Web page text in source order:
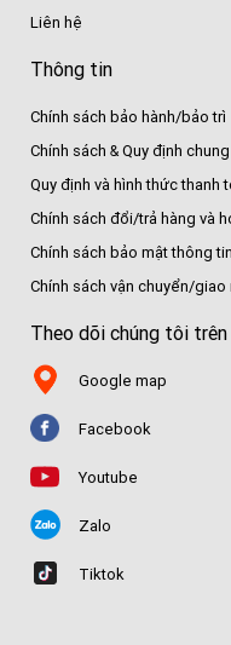
Liên hệ
Thông tin
Chính sách bảo hành/bảo trì
Chính sách & Quy định chung
Quy định và hình thức thanh
Chính sách đổi/trả hàng và
Chính sách bảo mật thông
Chính sách vận chuyển/
Theo dõi chúng tôi trên
Google map
Facebook
Youtube
Zalo
Tiktok